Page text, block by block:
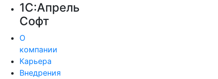
1С:Апрель
Софт
О
компании
Карьера
Внедрения